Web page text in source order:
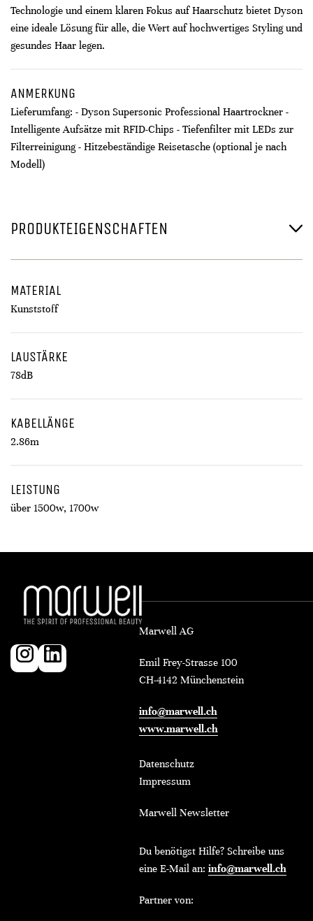
Technologie und einem klaren Fokus auf Haarschutz bietet Dyson
eine ideale Lösung für alle, die Wert auf hochwertiges Styling und
gesundes Haar legen.
ANMERKUNG
Lieferumfang: - Dyson Supersonic Professional Haartrockner -
Intelligente Aufsätze mit RFID-Chips - Tiefenfilter mit LEDs zur
Filterreinigung - Hitzebeständige Reisetasche (optional je nach
Modell)
PRODUKTEIGENSCHAFTEN
MATERIAL
Kunststoff
LAUSTÄRKE
78dB
KABELLÄNGE
2.86m
LEISTUNG
über 1500w, 1700w
Marwell AG
Emil Frey-Strasse 100
CH-4142 Münchenstein
info@marwell.ch
www.marwell.ch
Datenschutz
Impressum
Marwell Newsletter
Du benötigst Hilfe? Schreibe uns
eine E-Mail an: info@marwell.ch
Partner von: